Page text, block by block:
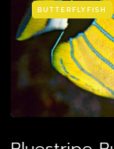
BUTTERFLYFISH